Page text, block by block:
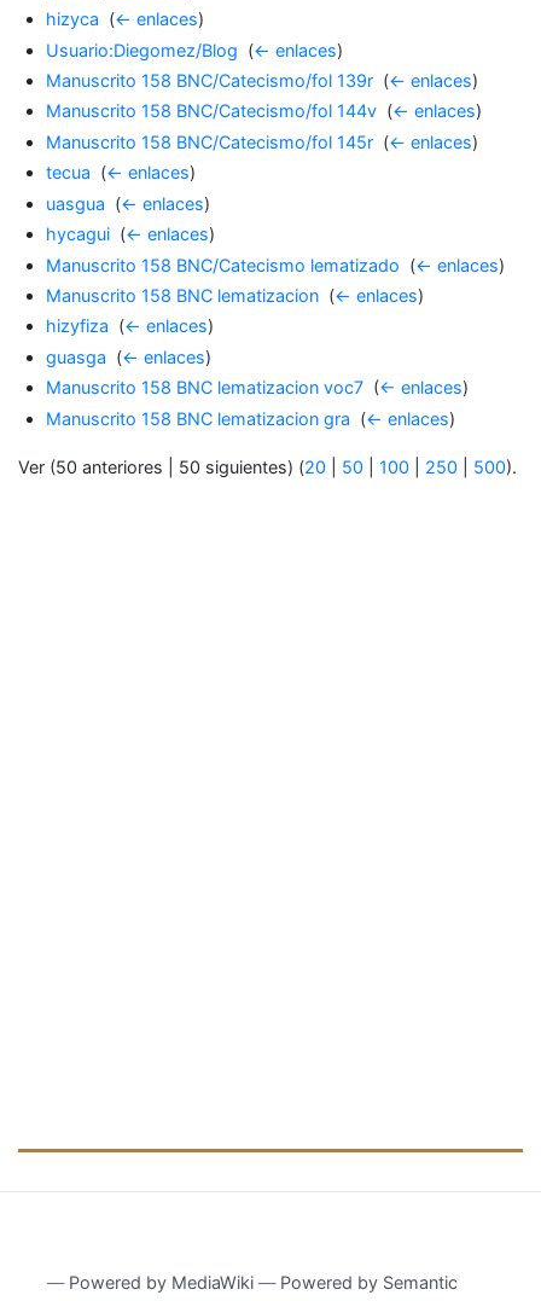
hizyca (← enlaces)
Usuario:Diegomez/Blog (← enlaces)
Manuscrito 158 BNC/Catecismo/fol 139r (← enlaces)
Manuscrito 158 BNC/Catecismo/fol 144v (← enlaces)
Manuscrito 158 BNC/Catecismo/fol 145r (← enlaces)
tecua (← enlaces)
uasgua (← enlaces)
hycagui (← enlaces)
Manuscrito 158 BNC/Catecismo lematizado (← enlaces)
Manuscrito 158 BNC lematizacion (← enlaces)
hizyfiza (← enlaces)
guasga (← enlaces)
Manuscrito 158 BNC lematizacion voc7 (← enlaces)
Manuscrito 158 BNC lematizacion gra (← enlaces)
Ver (50 anteriores | 50 siguientes) (20 50 100 250 500).
― Powered by MediaWiki ― Powered by Semantic